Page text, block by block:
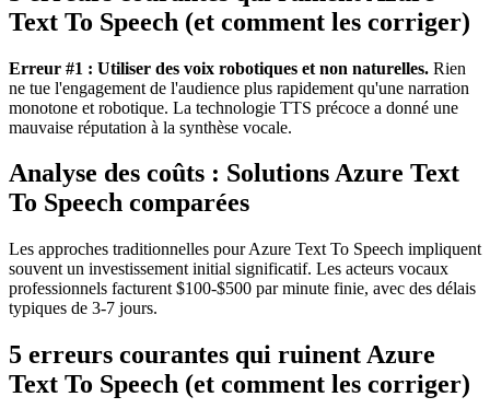
Text To Speech (et comment les corriger)
Erreur #1 : Utiliser des voix robotiques et non naturelles. Rien
ne tue l'engagement de l'audience plus rapidement qu'une narration
monotone et robotique. La technologie TTS précoce a donné une
mauvaise réputation à la synthèse vocale.
Analyse des coûts : Solutions Azure Text
To Speech comparées
Les approches traditionnelles pour Azure Text To Speech impliquent
souvent un investissement initial significatif. Les acteurs vocaux
professionnels facturent $100-$500 par minute finie, avec des délais
typiques de 3-7 jours.
5 erreurs courantes qui ruinent Azure
Text To Speech (et comment les corriger)